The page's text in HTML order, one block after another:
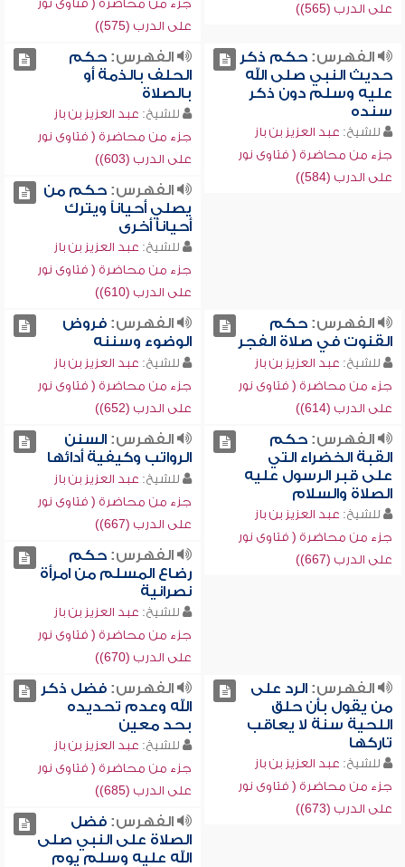
على الدرب (565))
جزء من محاضرة ( فتاوى نور
على الدرب (575))
الفهرس:حكم ذكر
حديث النبي صلى الله
عليه وسلم دون ذكر
سنده
للشيخ: عبد العزيز بن باز
جزء من محاضرة ( فتاوى نور
على الدرب (584))
الفهرس:حكم
الحلف بالذمة أو
بالصلاة
للشيخ: عبد العزيز بن باز
جزء من محاضرة ( فتاوى نور
على الدرب (603))
الفهرس:حكم من
يصلي أحياناً ويترك
أحياناً أخرى
للشيخ: عبد العزيز بن باز
جزء من محاضرة ( فتاوى نور
على الدرب (610))
الفهرس:حكم
القنوت في صلاة الفجر
للشيخ: عبد العزيز بن باز
جزء من محاضرة ( فتاوى نور
على الدرب (614))
الفهرس:فروض
الوضوء وسننه
للشيخ: عبد العزيز بن باز
جزء من محاضرة ( فتاوى نور
على الدرب (652))
الفهرس:حكم
القبة الخضراء التي
على قبر الرسول عليه
الصلاة والسلام
للشيخ: عبد العزيز بن باز
جزء من محاضرة ( فتاوى نور
على الدرب (667))
الفهرس:السنن
الرواتب وكيفية أدائها
للشيخ: عبد العزيز بن باز
جزء من محاضرة ( فتاوى نور
على الدرب (667))
الفهرس:حكم
رضاع المسلم من امرأة
نصرانية
للشيخ: عبد العزيز بن باز
جزء من محاضرة ( فتاوى نور
على الدرب (670))
الفهرس:الرد على
من يقول بأن حلق
اللحية سنة لا يعاقب
تاركها
للشيخ: عبد العزيز بن باز
جزء من محاضرة ( فتاوى نور
على الدرب (673))
الفهرس:فضل ذكر
الله وعدم تحديده
بحد معين
للشيخ: عبد العزيز بن باز
جزء من محاضرة ( فتاوى نور
على الدرب (685))
الفهرس:فضل
الصلاة على النبي صلى
الله عليه وسلم يوم